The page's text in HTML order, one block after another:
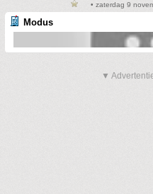
• zaterdag 9
Modus
▼